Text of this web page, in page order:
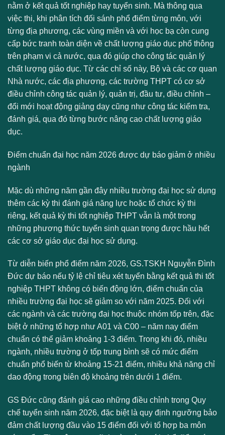
nằm ở kết quả tốt nghiệp hay tuyển sinh. Mà thông qua
việc thi, khi phân tích đối sánh phổ điểm từng môn, với
từng địa phương, các vùng miền và với học bạ còn cung
cấp bức tranh toàn diện về chất lượng giáo dục phổ thông
trên phạm vi cả nước, qua đó giúp cho công tác quản lý
chất lượng giáo dục. Từ các chỉ số này, Bộ và các cơ quan
Nhà nước, các địa phương, các trường THPT có cơ sở
điều chỉnh công tác quản lý, quản trị, đầu tư, điều chỉnh –
đổi mới hoạt động giảng dạy cũng như công tác kiểm tra,
đánh giá, qua đó từng bước nâng cao chất lượng giáo
dục.
Điểm chuẩn đại học năm 2026 được dự báo giảm ở nhiều
ngành
Mặc dù những năm gần đây nhiều trường đại học sử dụng
thêm các kỳ thi đánh giá năng lực hoặc tổ chức kỳ thi
riêng, kết quả kỳ thi tốt nghiệp THPT vẫn là một trong
những phương thức tuyển sinh quan trọng được hầu hết
các cơ sở giáo dục đại học sử dụng.
Từ diễn biến phổ điểm năm 2026, GS.TSKH Nguyễn Đình
Đức dự báo nếu tỷ lệ chỉ tiêu xét tuyển bằng kết quả thi tốt
nghiệp THPT không có biến động lớn, điểm chuẩn của
nhiều trường đại học sẽ giảm so với năm 2025. Đối với
các ngành và các trường đại học thuộc nhóm tốp trên, đặc
biệt ở những tổ hợp như A01 và C00 – năm nay điểm
chuẩn có thể giảm khoảng 1-3 điểm. Trong khi đó, nhiều
ngành, nhiều trường ở tốp trung bình sẽ có mức điểm
chuẩn phổ biến từ khoảng 15-21 điểm, nhiều khả năng chỉ
dao động trong biên độ khoảng trên dưới 1 điểm.
GS Đức cũng đánh giá cao những điều chỉnh trong Quy
chế tuyển sinh năm 2026, đặc biệt là quy định ngưỡng bảo
đảm chất lượng đầu vào 15 điểm đối với tổ hợp ba môn